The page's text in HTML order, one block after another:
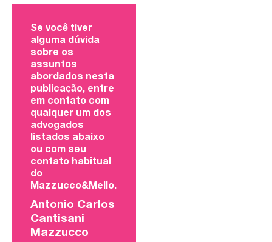
Se você tiver
alguma dúvida
sobre os
assuntos
abordados nesta
publicação, entre
em contato com
qualquer um dos
advogados
listados abaixo
ou com seu
contato habitual
do
Mazzucco&Mello.
Antonio Carlos
Cantisani
Mazzucco